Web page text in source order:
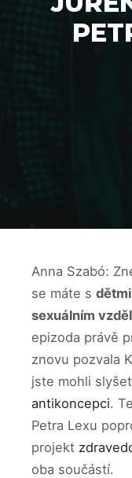
Anna Szabó:
se máte s
sexuálním
epizoda právě
znovu pozvala
jste mohli
antikoncepci.
Petra Lexu
projekt
oba součástí.